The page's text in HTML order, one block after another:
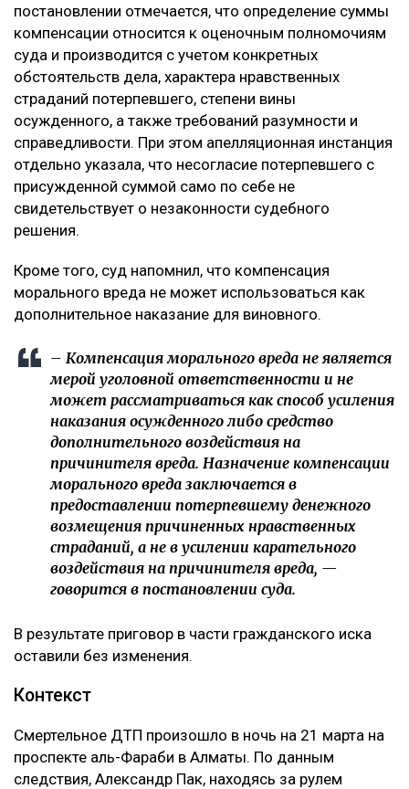
постановлении отмечается, что определение суммы
компенсации относится к оценочным полномочиям
суда и производится с учетом конкретных
обстоятельств дела, характера нравственных
страданий потерпевшего, степени вины
осужденного, а также требований разумности и
справедливости. При этом апелляционная инстанция
отдельно указала, что несогласие потерпевшего с
присужденной суммой само по себе не
свидетельствует о незаконности судебного
решения.
Кроме того, суд напомнил, что компенсация
морального вреда не может использоваться как
дополнительное наказание для виновного.
– Компенсация морального вреда не является
мерой уголовной ответственности и не
может рассматриваться как способ усиления
наказания осужденного либо средство
дополнительного воздействия на
причинителя вреда. Назначение компенсации
морального вреда заключается в
предоставлении потерпевшему денежного
возмещения причиненных нравственных
страданий, а не в усилении карательного
воздействия на причинителя вреда, —
говорится в постановлении суда.
В результате приговор в части гражданского иска
оставили без изменения.
Контекст
Смертельное ДТП произошло в ночь на 21 марта на
проспекте аль-Фараби в Алматы. По данным
следствия, Александр Пак, находясь за рулем